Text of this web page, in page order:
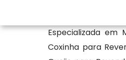
Especializada em
Coxinha para